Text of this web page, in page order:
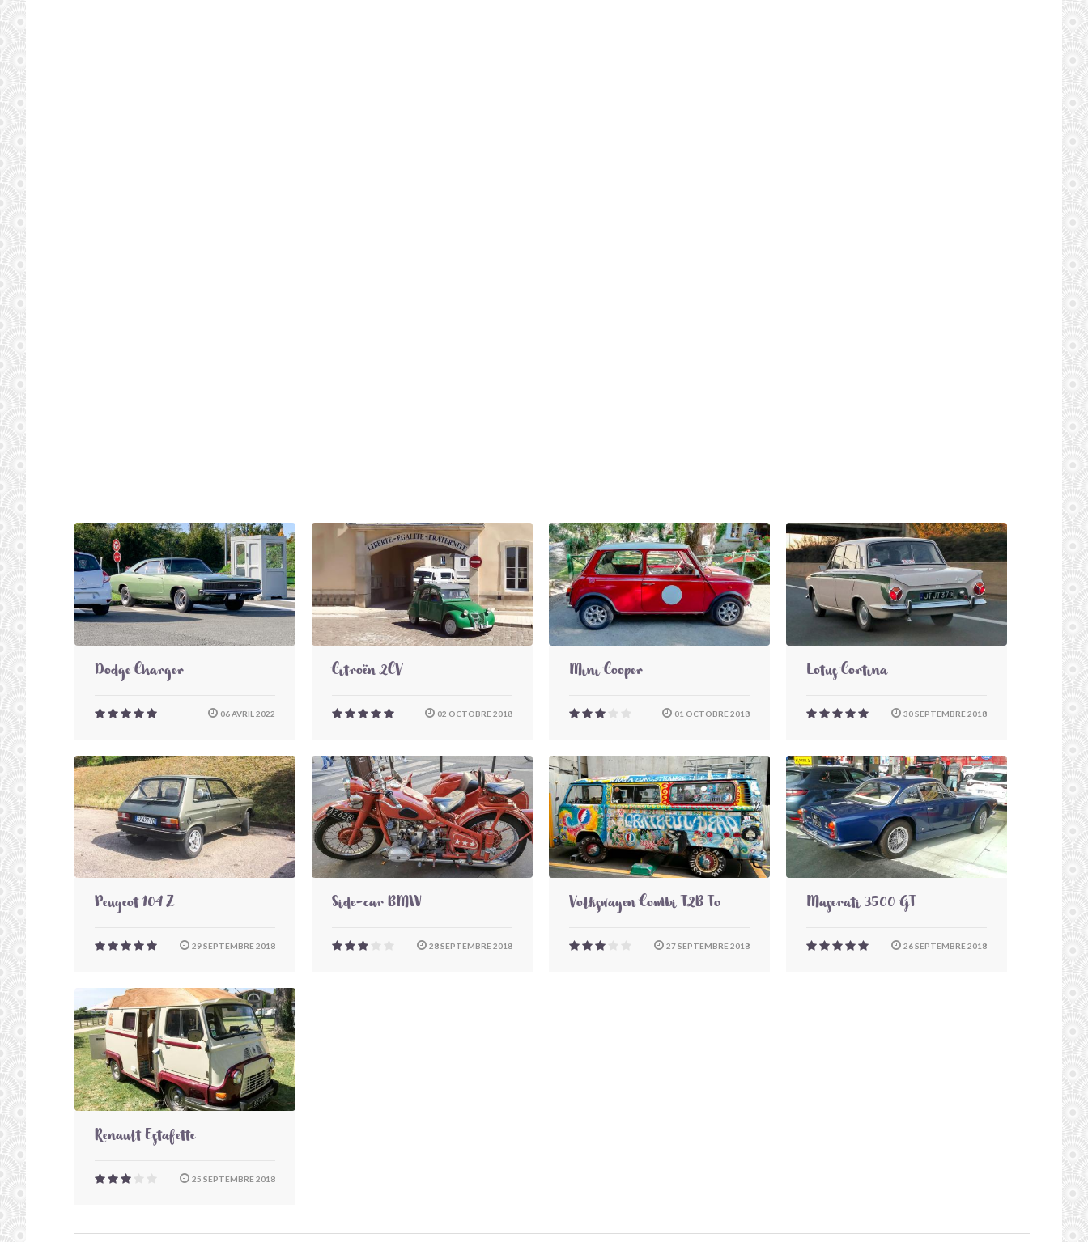
Dodge Charger
06 AVRIL 2022
Citroën 2CV
02 OCTOBRE 2018
Mini Cooper
01 OCTOBRE 2018
Lotus Cortina
30 SEPTEMBRE 2018
Peugeot 104 Z
29 SEPTEMBRE 2018
Side-car BMW
28 SEPTEMBRE 2018
Volkswagen Combi T2B To
27 SEPTEMBRE 2018
Maserati 3500 GT
26 SEPTEMBRE 2018
Renault Estafette
25 SEPTEMBRE 2018